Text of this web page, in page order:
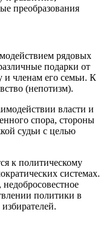
преобразования
рядовых
подарки от
и членам его семьи. К
(непотизм).
власти и
спора, стороны
судьи с целью
к политическому
системах.
политики в